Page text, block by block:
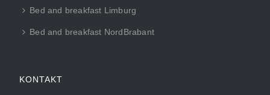
Bed and breakfast Limburg
Bed and breakfast NordBrabant
KONTAKT